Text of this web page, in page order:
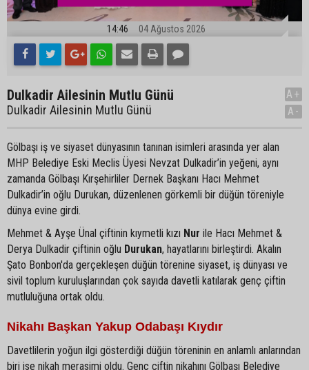
14:46 04 Ağustos 2026
Dulkadir Ailesinin Mutlu Günü
Dulkadir Ailesinin Mutlu Günü
A+
A-
Gölbaşı iş ve siyaset dünyasının tanınan isimleri arasında yer alan
MHP Belediye Eski Meclis Üyesi Nevzat Dulkadir’in yeğeni, aynı
zamanda Gölbaşı Kırşehirliler Dernek Başkanı Hacı Mehmet
Dulkadir’in oğlu Durukan, düzenlenen görkemli bir düğün töreniyle
dünya evine girdi.
Mehmet & Ayşe Ünal çiftinin kıymetli kızı Nur ile Hacı Mehmet &
Derya Dulkadir çiftinin oğlu Durukan, hayatlarını birleştirdi. Akalın
Şato Bonbon'da gerçekleşen düğün törenine siyaset, iş dünyası ve
sivil toplum kuruluşlarından çok sayıda davetli katılarak genç çiftin
mutluluğuna ortak oldu.
Nikahı Başkan Yakup Odabaşı Kıydır
Davetlilerin yoğun ilgi gösterdiği düğün töreninin en anlamlı anlarından
biri ise nikah merasimi oldu. Genç çiftin nikahını Gölbaşı Belediye